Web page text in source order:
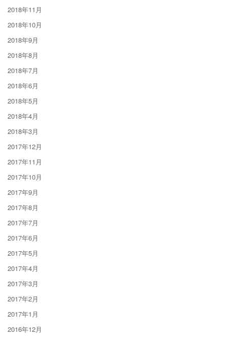
2018年11月
2018年10月
2018年9月
2018年8月
2018年7月
2018年6月
2018年5月
2018年4月
2018年3月
2017年12月
2017年11月
2017年10月
2017年9月
2017年8月
2017年7月
2017年6月
2017年5月
2017年4月
2017年3月
2017年2月
2017年1月
2016年12月